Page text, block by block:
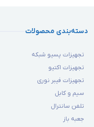
دسته‌بندی محصولات
تجهیزات پسیو شبکه
تجهیزات اکتیو
تجهیزات فیبر نوری
سیم و کابل
تلفن سانترال
جعبه باز